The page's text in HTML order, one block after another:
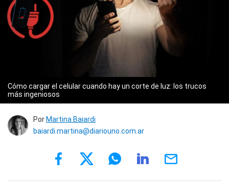
Cómo cargar el celular cuando hay un corte de luz: los trucos
más ingeniosos
Por Martina Baiardi
baiardi.martina@diariouno.com.ar